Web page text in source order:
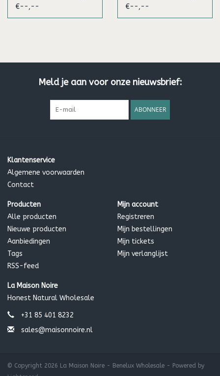
Sweet Rose (Vegan)
€--,--
Zesty Lime (Vegan)
€--,--
Meld je aan voor onze nieuwsbrief:
ABONNEER
Klantenservice
Algemene voorwaarden
Contact
Producten
Alle producten
Nieuwe producten
Aanbiedingen
Tags
RSS-feed
Mijn account
Registreren
Mijn bestellingen
Mijn tickets
Mijn verlanglijst
La Maison Noire
Honest Natural Wholesale
+31 85 401 8232
sales@maisonnoire.nl
© Copyright 2026 La Maison Noire - Benelux Wholesale - Powered by